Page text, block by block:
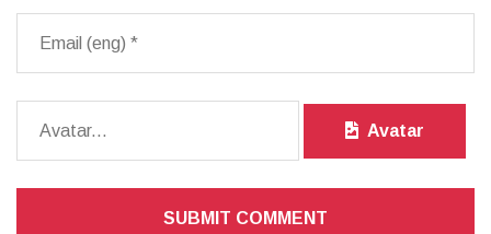
Avatar
SUBMIT COMMENT